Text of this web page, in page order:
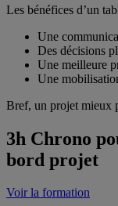
Les bénéfices d’un
Une
Des décisions
Une meilleure
Une
Bref, un projet mieux
3h Chrono
bord projet
Voir la formation